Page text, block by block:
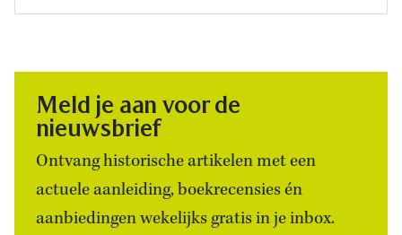
Meld je aan voor de
nieuwsbrief
Ontvang historische artikelen met een
actuele aanleiding, boekrecensies én
aanbiedingen wekelijks gratis in je inbox.